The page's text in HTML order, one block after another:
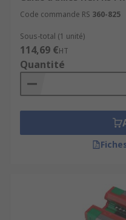
Code commande RS 360-825
Sous-total (1 unité)
114,69 €HT
Quantité